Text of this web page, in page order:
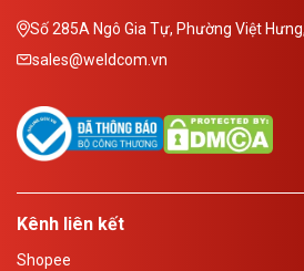
Số 285A Ngô Gia Tự, Phường Việt
sales@weldcom.vn
Kênh liên kết
Shopee